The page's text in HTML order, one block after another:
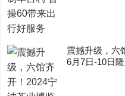
震撼升级，六
6月7日-10日隆